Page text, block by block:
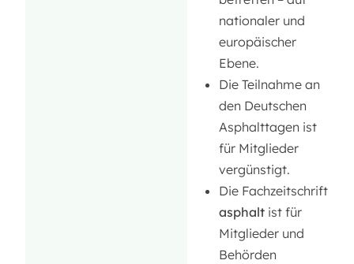
nationaler und
europäischer
Ebene.
Die Teilnahme an
den Deutschen
Asphalttagen ist
für Mitglieder
vergünstigt.
Die Fachzeitschrift
asphalt ist für
Mitglieder und
Behörden